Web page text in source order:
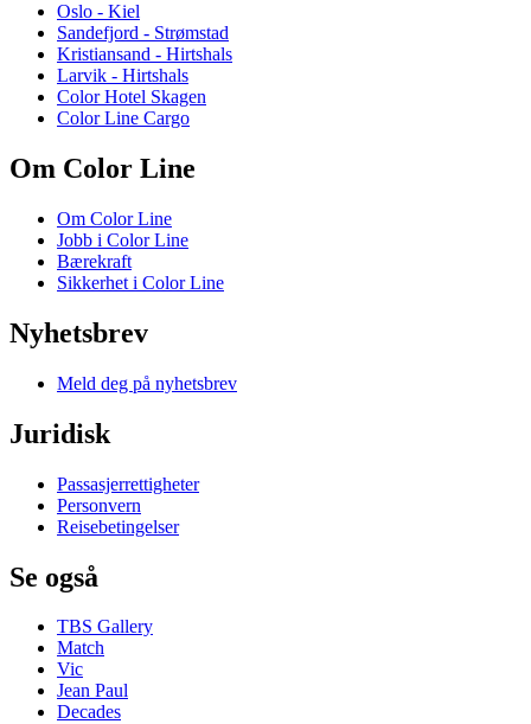
Oslo - Kiel
Sandefjord - Strømstad
Kristiansand - Hirtshals
Larvik - Hirtshals
Color Hotel Skagen
Color Line Cargo
Om Color Line
Om Color Line
Jobb i Color Line
Bærekraft
Sikkerhet i Color Line
Nyhetsbrev
Meld deg på nyhetsbrev
Juridisk
Passasjerrettigheter
Personvern
Reisebetingelser
Se også
TBS Gallery
Match
Vic
Jean Paul
Decades